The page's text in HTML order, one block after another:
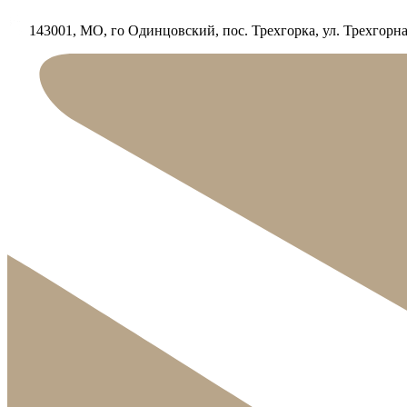
143001, МО, го Одинцовский, пос. Трехгорка, ул.